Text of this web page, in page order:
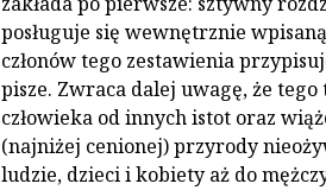
posługuje się wewnętrznie
członów tego zestawienia
pisze. Zwraca dalej uwagę, że
człowieka od innych istot oraz
(najniżej cenionej) przyrody
ludzie, dzieci i kobiety aż do